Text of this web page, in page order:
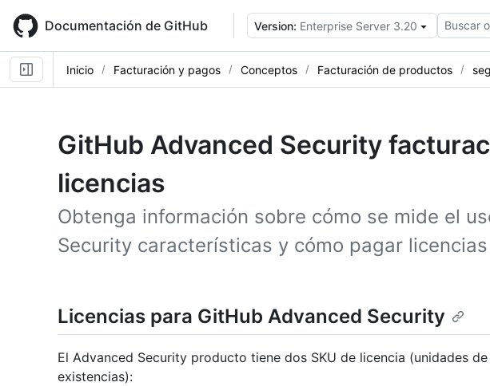
main
content
Documentación de GitHub Version: Enterprise Server 3.20 Buscar
Inicio Facturación y pagos Conceptos Facturación de productos
GitHub Advanced Security
licencias
Obtenga información sobre cómo se mide el
Security características y cómo pagar
Licencias para GitHub Advanced Security
El Advanced Security producto tiene dos SKU de licencia (unidades
existencias):